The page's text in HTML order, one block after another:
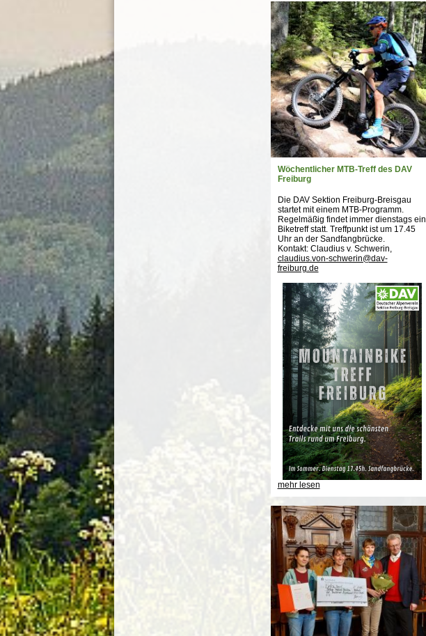
Wöchentlicher MTB-Treff des DAV
Freiburg
Die DAV Sektion Freiburg-Breisgau
startet mit einem MTB-Programm.
Regelmäßig findet immer dienstags ein
Biketreff statt. Treffpunkt ist um 17.45
Uhr an der Sandfangbrücke.
Kontakt: Claudius v. Schwerin,
claudius.von-schwerin@dav-
freiburg.de
mehr lesen